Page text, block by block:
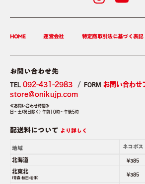
HOME 運営会社 特定商取引法に基づく表記
お問い合わせ先
TEL 092-431-2983 FORM お問い合わせ
store＠onikujp.com
≪お問い合わせ時間≫
日～土(祝日除く) 午前10時～午後5時
配送料について より詳しく
地域 ネコポス
北海道 ¥385
北東北
(青森･秋田･岩手)
¥385